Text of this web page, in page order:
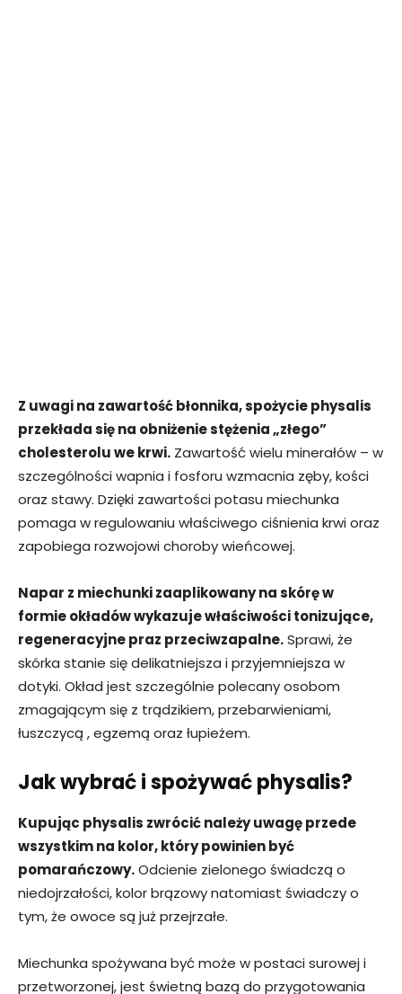
Z uwagi na zawartość błonnika, spożycie physalis
przekłada się na obniżenie stężenia „złego”
cholesterolu we krwi. Zawartość wielu minerałów – w
szczególności wapnia i fosforu wzmacnia zęby, kości
oraz stawy. Dzięki zawartości potasu miechunka
pomaga w regulowaniu właściwego ciśnienia krwi oraz
zapobiega rozwojowi choroby wieńcowej.
Napar z miechunki zaaplikowany na skórę w
formie okładów wykazuje właściwości tonizujące,
regeneracyjne praz przeciwzapalne.Sprawi, że
skórka stanie się delikatniejsza i przyjemniejsza w
dotyki. Okład jest szczególnie polecany osobom
zmagającym się z trądzikiem, przebarwieniami,
łuszczycą , egzemą oraz łupieżem.
Jak wybrać i spożywać physalis?
Kupując physalis zwrócić należy uwagę przede
wszystkim na kolor, który powinien być
pomarańczowy.Odcienie zielonego świadczą o
niedojrzałości, kolor brązowy natomiast świadczy o
tym, że owoce są już przejrzałe.
Miechunka spożywana być może w postaci surowej i
przetworzonej, jest świetną bazą do przygotowania